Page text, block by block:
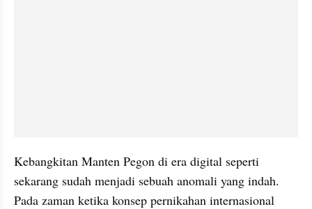
Kebangkitan Manten Pegon di era digital seperti
sekarang sudah menjadi sebuah anomali yang indah.
Pada zaman ketika konsep pernikahan internasional